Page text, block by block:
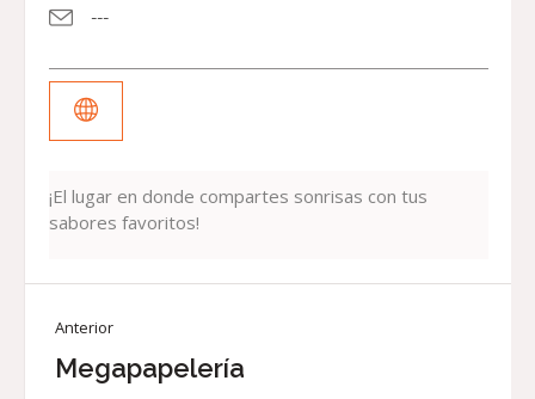
---
¡El lugar en donde compartes sonrisas con tus
sabores favoritos!
Anterior
Megapapelería